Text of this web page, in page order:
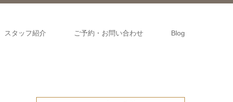
スタッフ紹介 ご予約・お問い合わせ Blog